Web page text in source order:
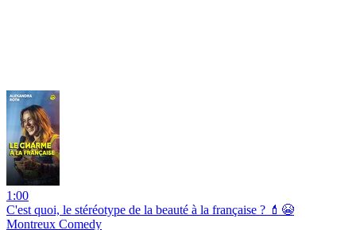
1:00
C'est quoi, le stéréotype de la beauté à la française ? 💄😭
Montreux Comedy